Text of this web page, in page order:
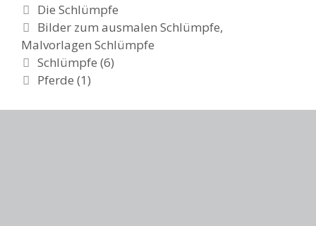
Categories
Die Schlümpfe
Tags
Bilder zum ausmalen Schlümpfe,
Malvorlagen Schlümpfe
Post
navigation
Schlümpfe (6)
Pferde (1)